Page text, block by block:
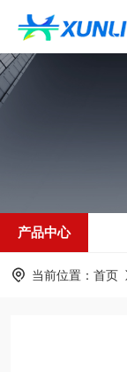
产品中心
当前位置： 首页